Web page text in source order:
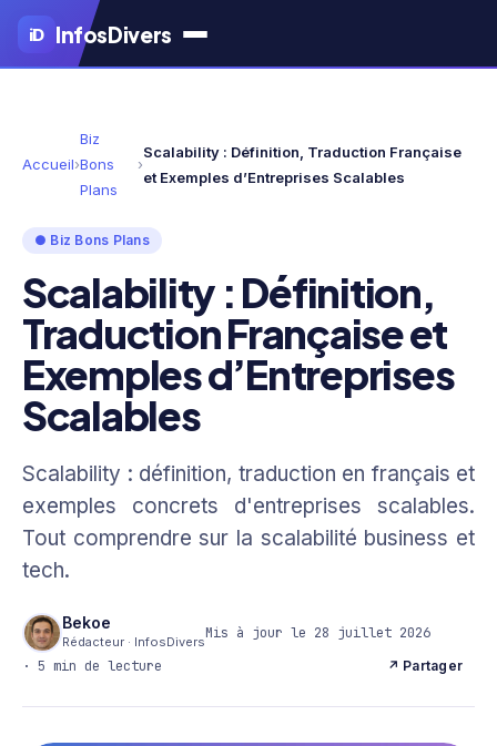
Aller
contenu
iD InfosDivers
Accueil›
Biz
Bons
Plans
›
Scalability : Définition, Traduction Française
et Exemples d’Entreprises Scalables
● Biz Bons Plans
Scalability : Définition,
Traduction Française et
Exemples d’Entreprises
Scalables
Scalability : définition, traduction en français et
exemples concrets d'entreprises scalables.
Tout comprendre sur la scalabilité business et
tech.
Bekoe
Rédacteur · InfosDiversMis à jour le 28 juillet 2026
· 5 min de lecture
↗ Partager